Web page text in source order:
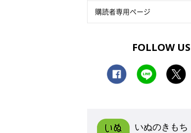
購読者専用ページ
FOLLOW US
いぬのきもち